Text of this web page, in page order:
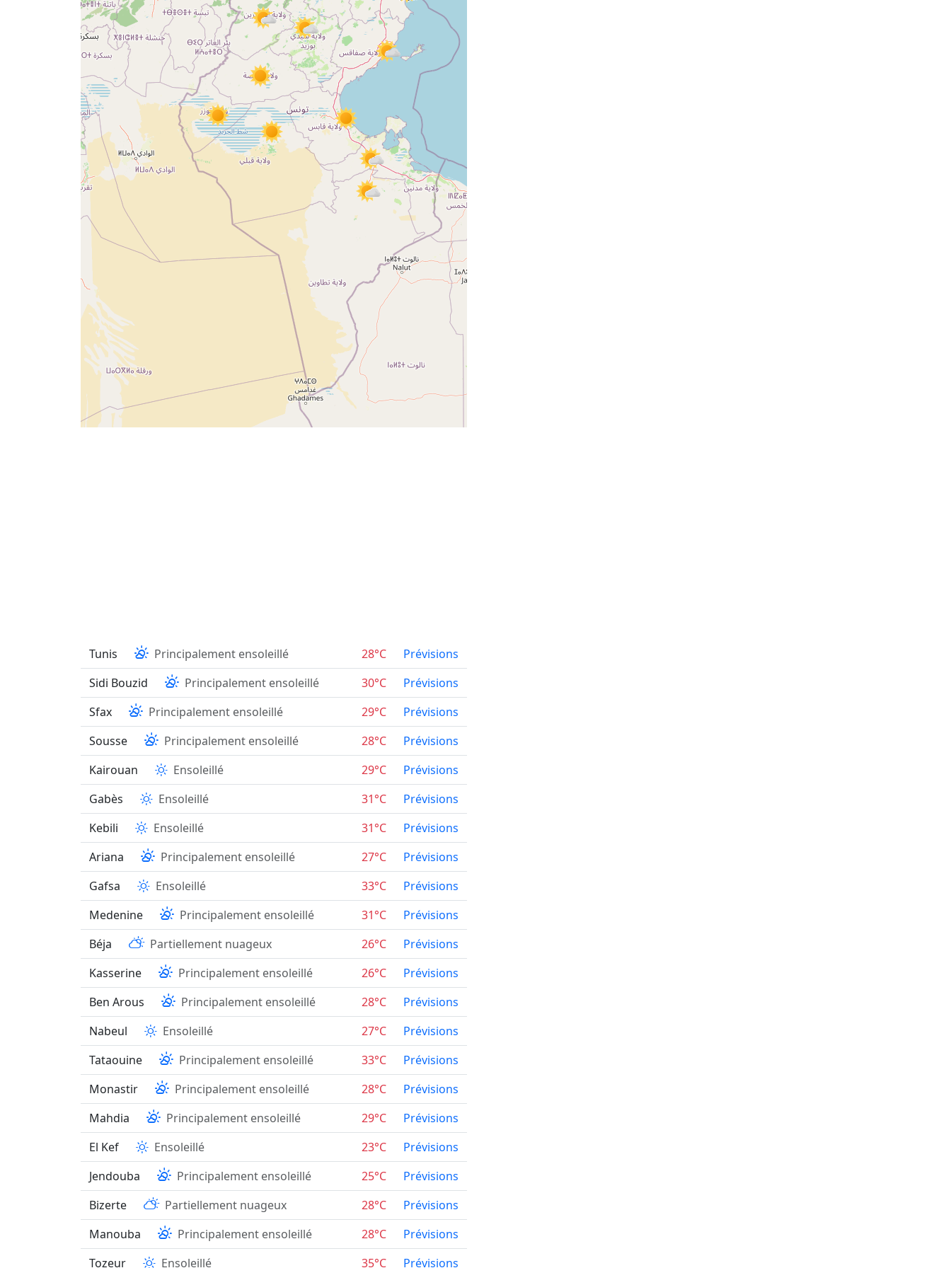
Tunis Principalement ensoleillé 28°C
Prévisions
Sidi Bouzid
Principalement ensoleillé 30°C
Prévisions
Sfax
Principalement ensoleillé 29°C
Prévisions
Sousse
Principalement ensoleillé 28°C
Prévisions
Kairouan
Ensoleillé 29°C
Prévisions
Gabès
Ensoleillé 31°C
Prévisions
Kebili
Ensoleillé 31°C
Prévisions
Ariana
Principalement ensoleillé 27°C
Prévisions
Gafsa
Ensoleillé 33°C
Prévisions
Medenine
Principalement ensoleillé 31°C
Prévisions
Béja
Partiellement nuageux 26°C
Prévisions
Kasserine
Principalement ensoleillé 26°C
Prévisions
Ben Arous
Principalement ensoleillé 28°C
Prévisions
Nabeul
Ensoleillé 27°C
Prévisions
Tataouine
Principalement ensoleillé 33°C
Prévisions
Monastir
Principalement ensoleillé 28°C
Prévisions
Mahdia
Principalement ensoleillé 29°C
Prévisions
El Kef
Ensoleillé 23°C
Prévisions
Jendouba
Principalement ensoleillé 25°C
Prévisions
Bizerte
Partiellement nuageux 28°C
Prévisions
Manouba
Principalement ensoleillé 28°C
Prévisions
Tozeur
Ensoleillé 35°C Prévisions